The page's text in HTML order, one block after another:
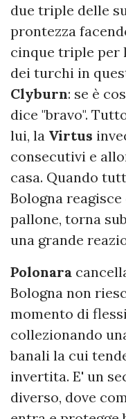
due triple delle
prontezza
cinque triple per
dei turchi in
Clyburn: se è
dice "bravo".
lui, la Virtus
consecutivi e
casa. Quando
Bologna
pallone, torna
una grande
Polonara
Bologna non
momento di
collezionando
banali la cui
invertita. E' un
diverso, dove